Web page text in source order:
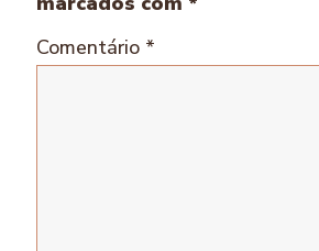
Comentário *